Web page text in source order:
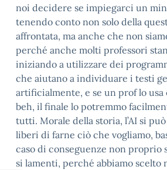
noi decidere se impiegarci un
tenendo conto non solo della
affrontata, ma anche che non
perché anche molti professori
iniziando a utilizzare dei
che aiutano a individuare i testi
artificialmente, e se un prof lo usa
beh, il finale lo potremmo
tutti. Morale della storia, l’AI si
liberi di farne ciò che vogliamo,
caso di conseguenze non proprio
si lamenti, perché abbiamo scelto